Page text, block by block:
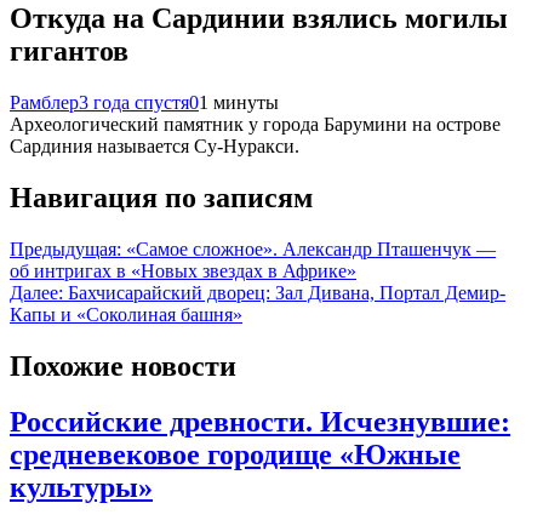
Откуда на Сардинии взялись могилы
гигантов
Рамблер3 года спустя01 минуты
Археологический памятник у города Барумини на острове
Сардиния называется Су-Нуракси.
Навигация по записям
Предыдущая: «Самое сложное». Александр Пташенчук —
об интригах в «Новых звездах в Африке»
Далее: Бахчисарайский дворец: Зал Дивана, Портал Демир-
Капы и «Соколиная башня»
Похожие новости
Российские древности. Исчезнувшие:
средневековое городище «Южные
культуры»